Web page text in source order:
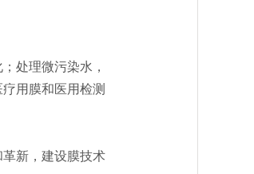
处理微污染水，
用膜和医用检测
新，建设膜技术